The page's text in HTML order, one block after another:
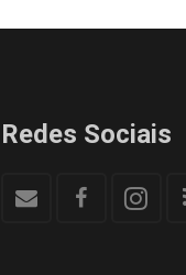
Redes Sociais